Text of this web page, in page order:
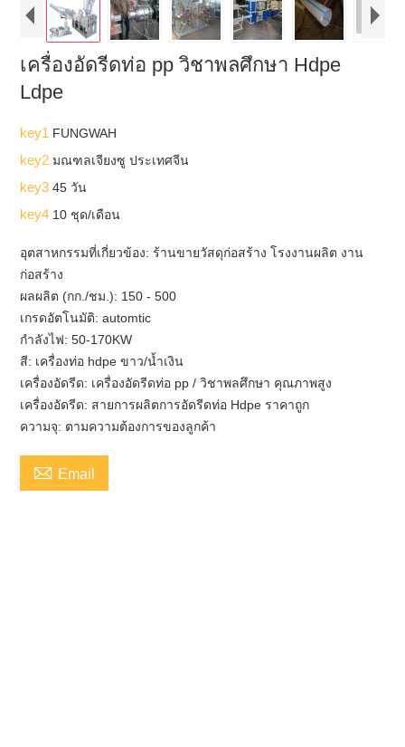
เครื่องอัดรีดท่อ pp วิชาพลศึกษา Hdpe
Ldpe
key1 FUNGWAH
key2 มณฑลเจียงซู ประเทศจีน
key345 วัน
key4 10 ชุด/เดือน
อุตสาหกรรมที่เกี่ยวข้อง: ร้านขายวัสดุก่อสร้าง โรงงานผลิต งาน
ก่อสร้าง
ผลผลิต (กก./ชม.): 150 - 500
เกรดอัตโนมัติ: automtic
กำลังไฟ: 50-170KW
สี: เครื่องท่อ hdpe ขาว/น้ำเงิน
เครื่องอัดรีด: เครื่องอัดรีดท่อ pp / วิชาพลศึกษา คุณภาพสูง
เครื่องอัดรีด: สายการผลิตการอัดรีดท่อ Hdpe ราคาถูก
ความจุ: ตามความต้องการของลูกค้า
 Email